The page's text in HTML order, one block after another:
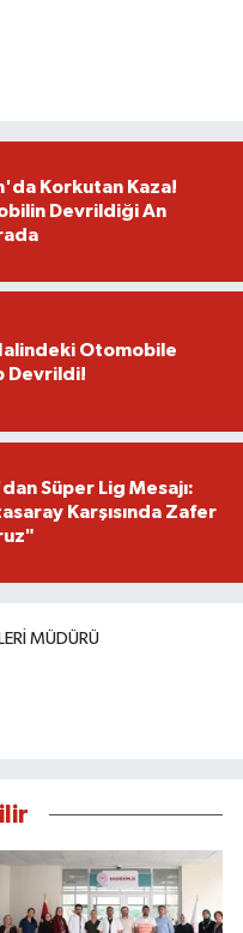
Korkutan Kaza!
Devrildiği An
Otomobile
Devrildi!
Süper Lig Mesajı:
Karşısında Zafer
MÜDÜRÜ